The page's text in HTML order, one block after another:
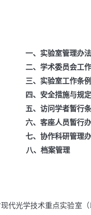
一、 实验室管理办法
二、 学术委员会工
三、 实验室工作条例
四、 安全措施与规定
五、 访问学者暂行
六、 客座人员暂行
七、 协作科研管理
八、 档案管理
代光学技术重点实验室